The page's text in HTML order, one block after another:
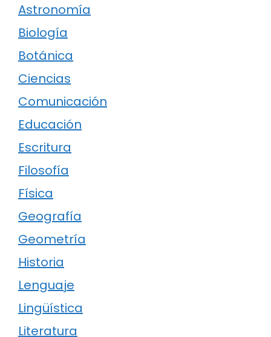
Astronomía
Biología
Botánica
Ciencias
Comunicación
Educación
Escritura
Filosofía
Física
Geografía
Geometría
Historia
Lenguaje
Lingüística
Literatura